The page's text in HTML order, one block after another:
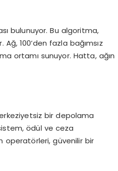
bulunuyor. Bu algoritma,
Ağ, 100’den fazla bağımsız
ortamı sunuyor. Hatta, ağın
bir depolama
ödül ve ceza
operatörleri, güvenilir bir